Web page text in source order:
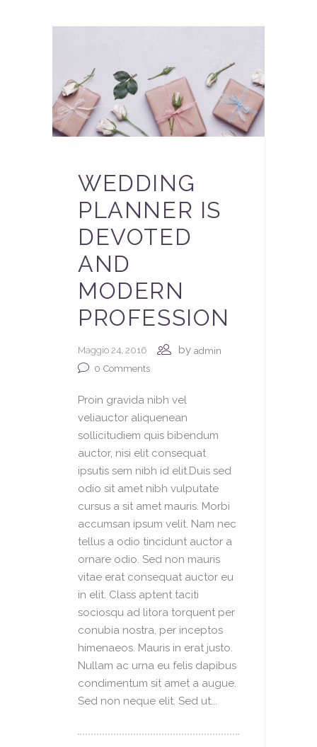
WEDDING
PLANNER IS
DEVOTED
AND
MODERN
PROFESSION
Maggio 24, 2016 by admin
0 Comments
Proin gravida nibh vel
veliauctor aliquenean
sollicitudiem quis bibendum
auctor, nisi elit consequat
ipsutis sem nibh id elit.Duis sed
odio sit amet nibh vulputate
cursus a sit amet mauris. Morbi
accumsan ipsum velit. Nam nec
tellus a odio tincidunt auctor a
ornare odio. Sed non mauris
vitae erat consequat auctor eu
in elit. Class aptent taciti
sociosqu ad litora torquent per
conubia nostra, per inceptos
himenaeos. Mauris in erat justo.
Nullam ac urna eu felis dapibus
condimentum sit amet a augue.
Sed non neque elit. Sed ut...